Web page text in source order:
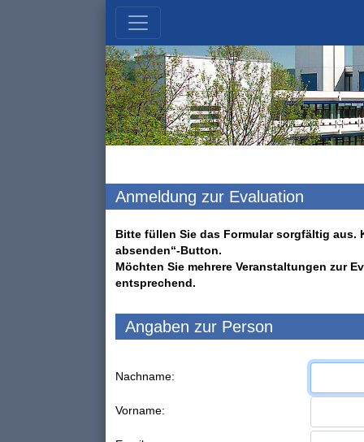
Anmeldung zur Evaluation
Bitte füllen Sie das Formular sorgfältig aus.
absenden“-Button.
Möchten Sie mehrere Veranstaltungen zur
entsprechend.
Angaben zur Person
Nachname:
Vorname: